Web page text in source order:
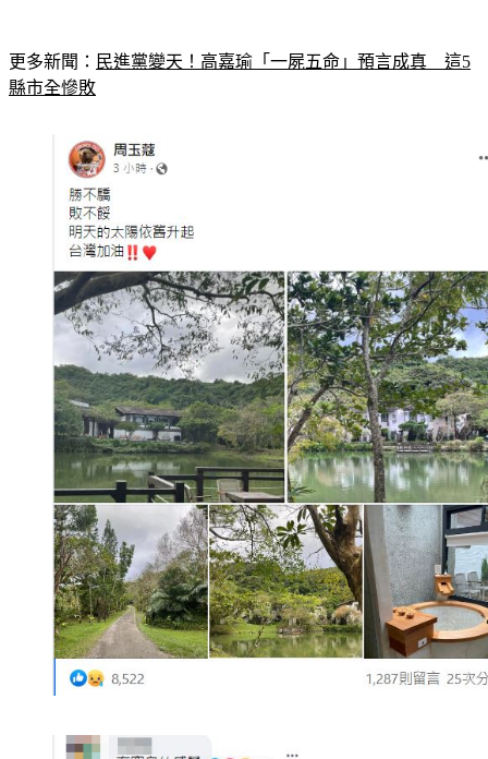
更多新聞： 民進黨變天！高嘉瑜「一屍五命」預言成真　這5
縣市全慘敗